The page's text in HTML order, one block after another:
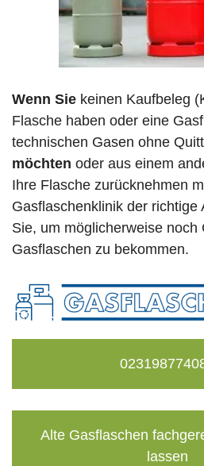
Wenn Sie keinen Kaufbeleg
Flasche haben oder eine
technischen Gasen ohne
möchten oder aus einem
Ihre Flasche zurücknehmen
Gasflaschenklinik der richtige
Sie, um möglicherweise noch
Gasflaschen zu bekommen.
Alte Gasflaschen
lassen